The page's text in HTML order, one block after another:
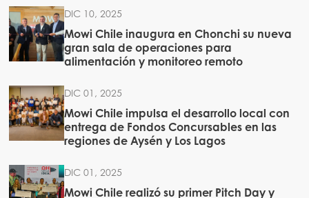
Mowi Poland
Mowi Scotland
Mowi Spain
Mowi Turkey
Americas
Mowi Canada West
DIC 10, 2025
Mowi Chile inaugura en Chonchi su nueva
gran sala de operaciones para
alimentación y monitoreo remoto
DIC 01, 2025
Mowi Chile impulsa el desarrollo local con
entrega de Fondos Concursables en las
regiones de Aysén y Los Lagos
DIC 01, 2025
Mowi Chile realizó su primer Pitch Day y